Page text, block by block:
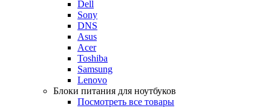
Dell
Sony
DNS
Asus
Acer
Toshiba
Samsung
Lenovo
Блоки питания для ноутбуков
Посмотреть все товары